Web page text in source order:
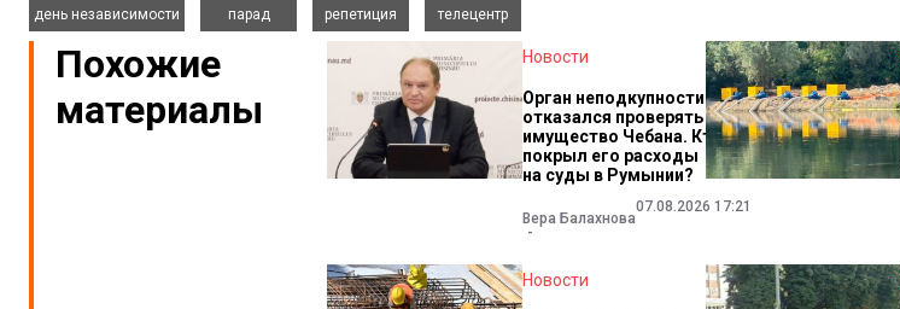
день независимости
парад
репетиция
телецентр
Похожие
материалы
Новости
Орган неподкупности
отказался проверять
имущество Чебана. Кто
покрыл его расходы
на суды в Румынии?
Вера Балахнова
07.08.2026 17:21
Новости